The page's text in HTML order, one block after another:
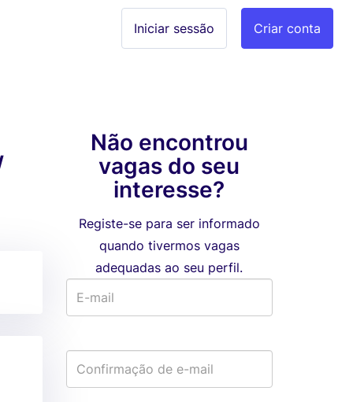
Criar conta
Iniciar sessão
Não encontrou
vagas do seu
interesse?
Registe-se para ser informado
quando tivermos vagas
adequadas ao seu perfil.